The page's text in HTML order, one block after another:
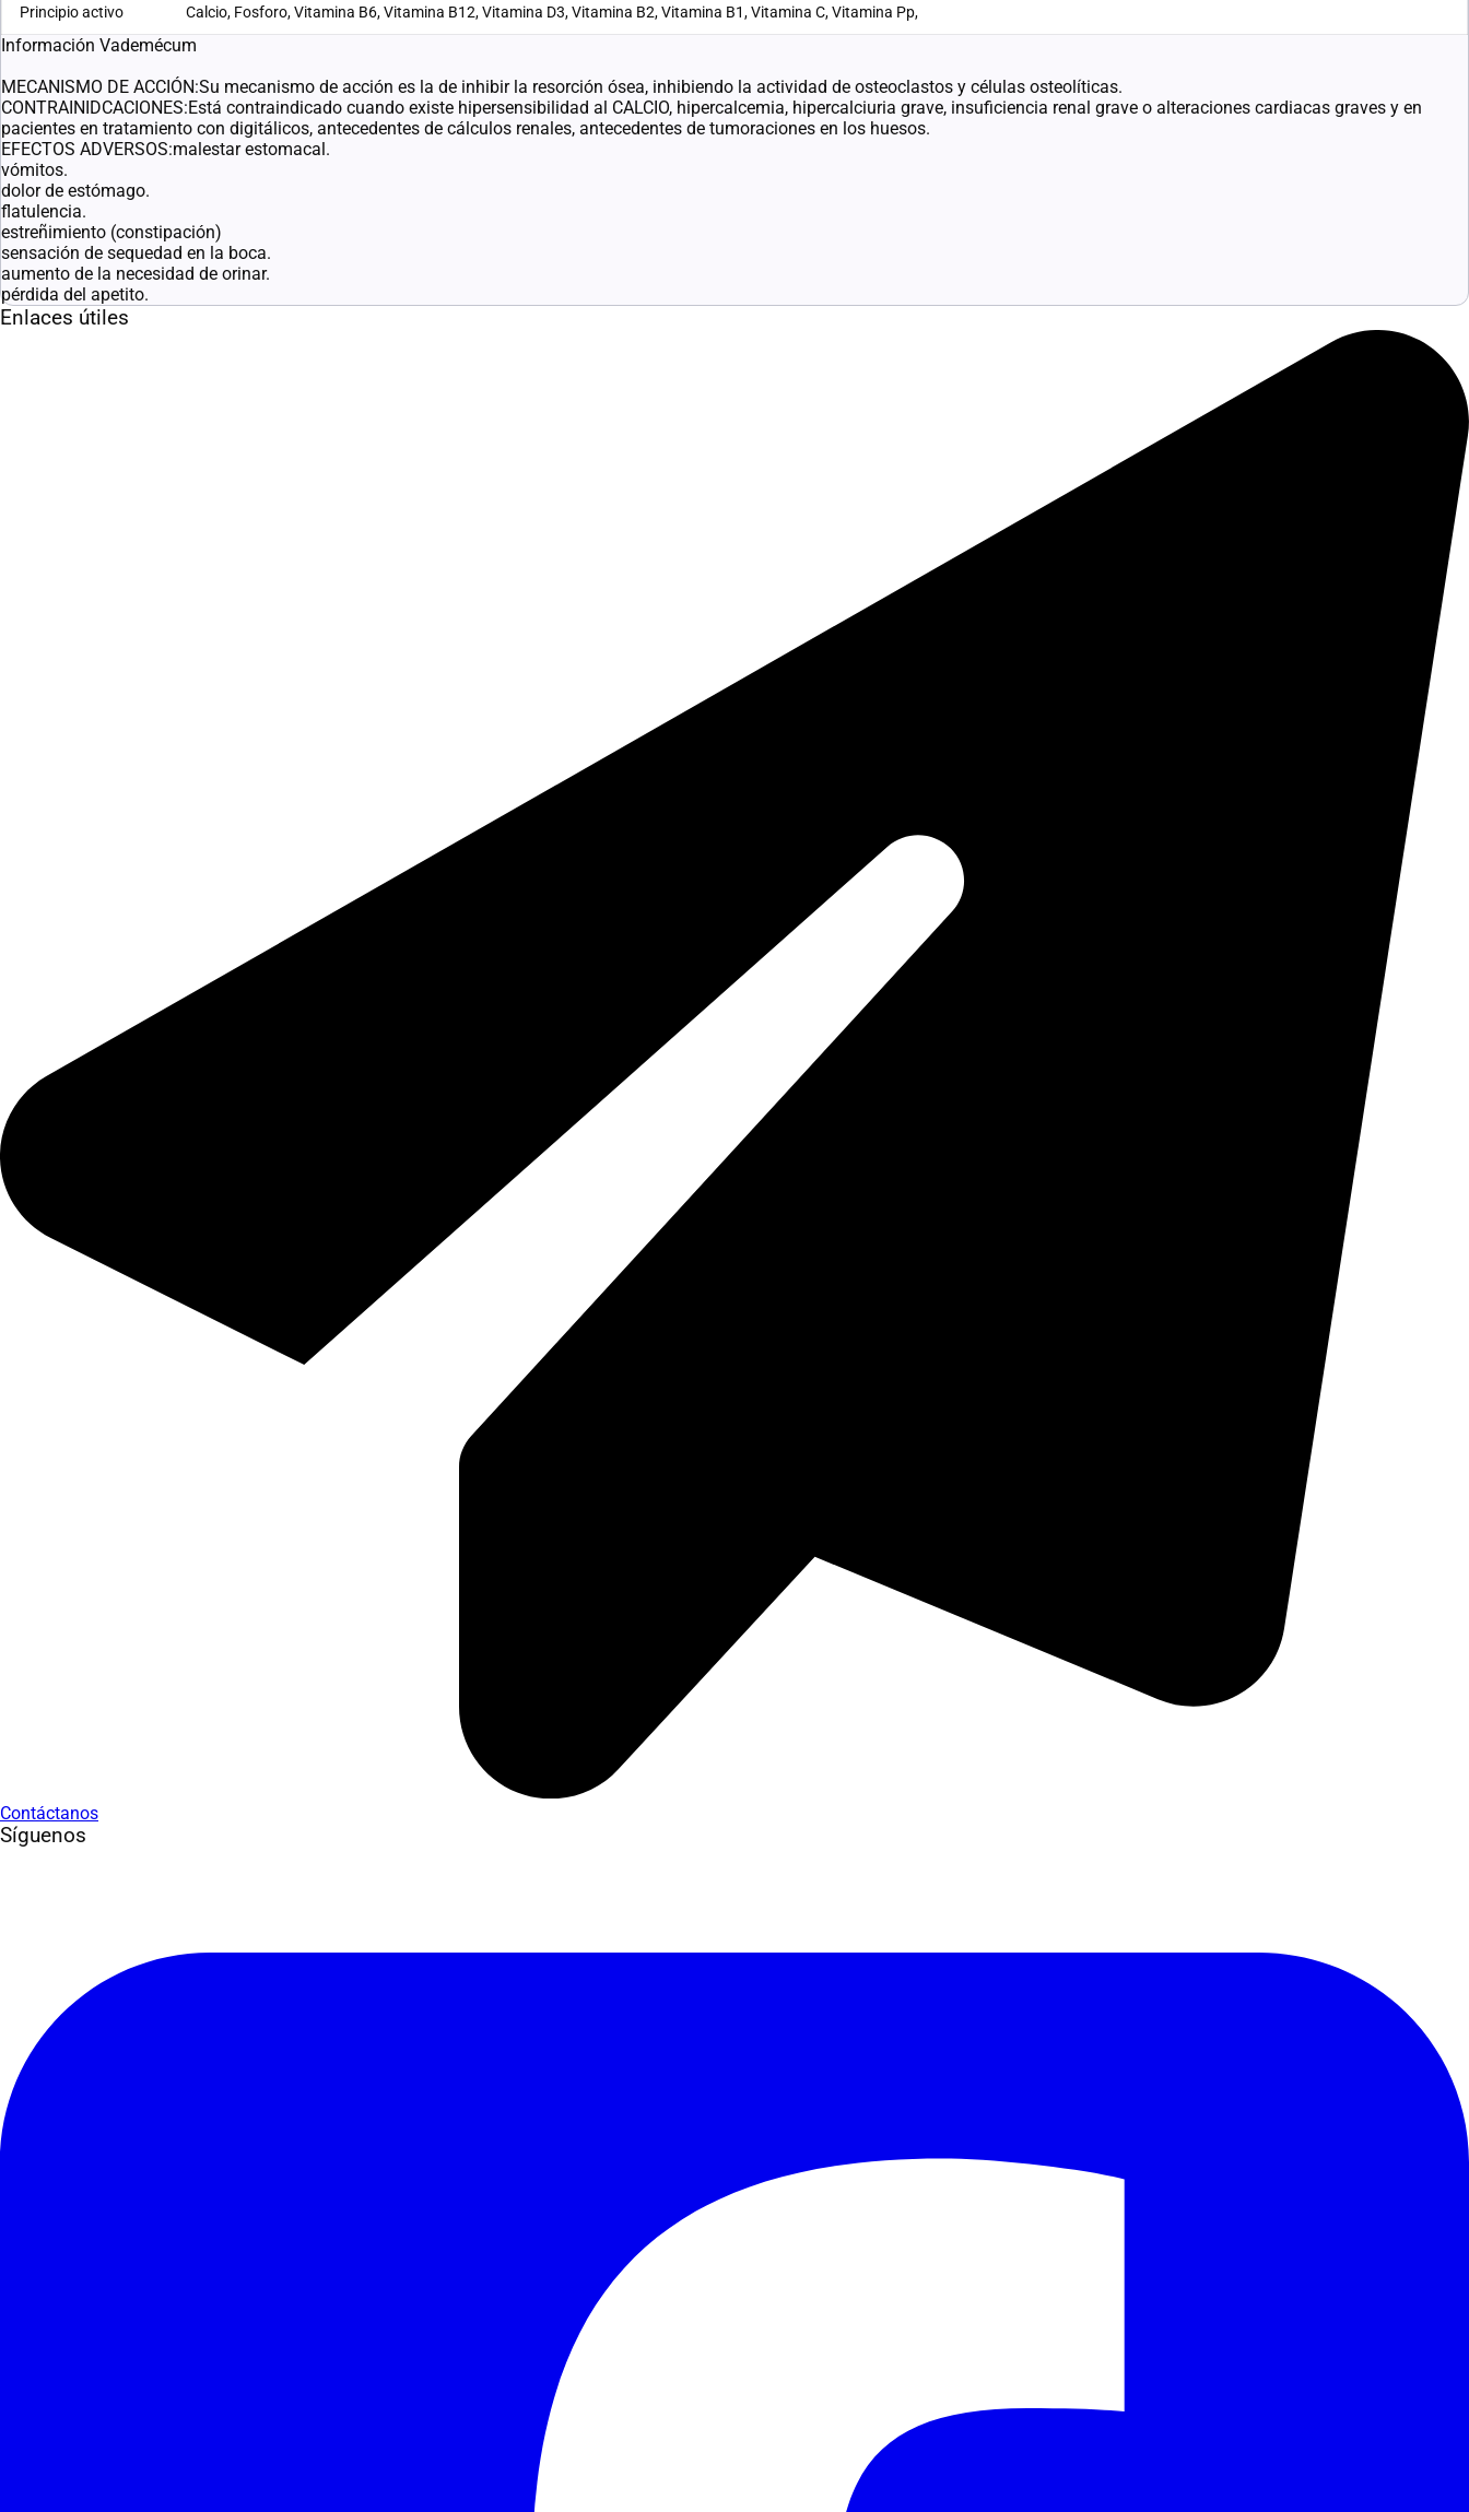
Principio activo Calcio, Fosforo, Vitamina B6, Vitamina B12, Vitamina D3, Vitamina B2, Vitamina B1, Vitamina C, Vitamina Pp,
Información Vademécum
MECANISMO DE ACCIÓN:Su mecanismo de acción es la de inhibir la resorción ósea, inhibiendo la actividad de osteoclastos y células osteolíticas.
CONTRAINIDCACIONES:Está contraindicado cuando existe hipersensibilidad al CALCIO, hipercalcemia, hipercalciuria grave, insuficiencia renal grave o alteraciones cardiacas graves y en
pacientes en tratamiento con digitálicos, antecedentes de cálculos renales, antecedentes de tumoraciones en los huesos.
EFECTOS ADVERSOS:malestar estomacal.
vómitos.
dolor de estómago.
flatulencia.
estreñimiento (constipación)
sensación de sequedad en la boca.
aumento de la necesidad de orinar.
pérdida del apetito.
Enlaces útiles
Contáctanos
Síguenos